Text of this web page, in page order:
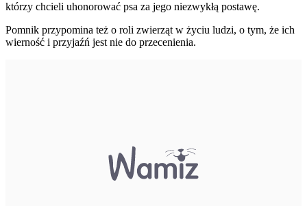
którzy chcieli uhonorować psa za jego niezwykłą postawę.
Pomnik przypomina też o roli zwierząt w życiu ludzi, o tym, że ich
wierność i przyjaźń jest nie do przecenienia.